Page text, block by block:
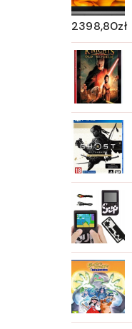
2398,80zł